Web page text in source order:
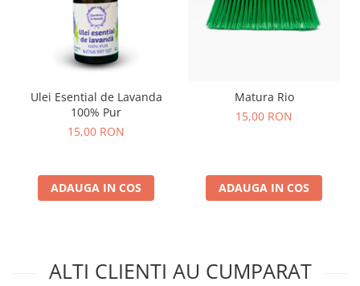
Ulei Esential de Lavanda
100% Pur
15,00 RON
ADAUGA IN COS
Matura Rio
15,00 RON
ADAUGA IN COS
ALTI CLIENTI AU CUMPARAT